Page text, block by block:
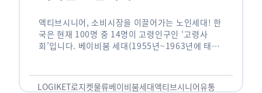
액티브시니어, 소비시장을 이끌어가는 노인세대! 한
국은 현재 100명 중 14명이 고령인구인 ‘고령사
회’입니다. 베이비붐 세대(1955년~1963년에 태어
오고 있습니다. 하지만 사회가 늙어가는 …
LOGIKET로지켓물류베이비붐세대액티브시니어유통